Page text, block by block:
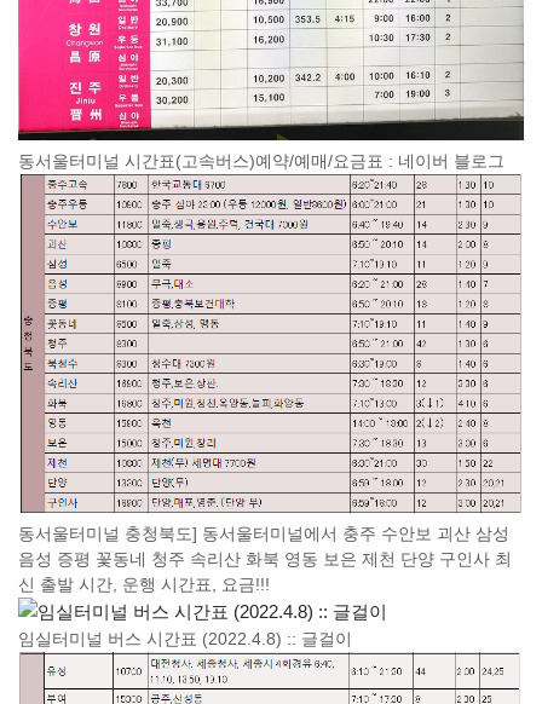
동서울터미널 시간표(고속버스)예약/예매/요금표 : 네이버 블로그
동서울터미널 충청북도] 동서울터미널에서 충주 수안보 괴산 삼성
음성 증평 꽃동네 청주 속리산 화북 영동 보은 제천 단양 구인사 최
신 출발 시간, 운행 시간표, 요금!!!
임실터미널 버스 시간표 (2022.4.8) :: 글걸이